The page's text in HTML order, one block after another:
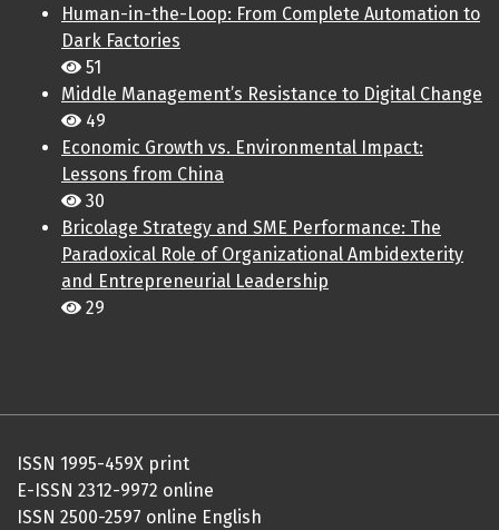
Human-in-the-Loop: From Complete Automation to
Dark Factories
51
Middle Management’s Resistance to Digital Change
49
Economic Growth vs. Environmental Impact:
Lessons from China
30
Bricolage Strategy and SME Performance: The
Paradoxical Role of Organizational Ambidexterity
and Entrepreneurial Leadership
29
ISSN 1995-459X print
E-ISSN 2312-9972 online
ISSN 2500-2597 online English